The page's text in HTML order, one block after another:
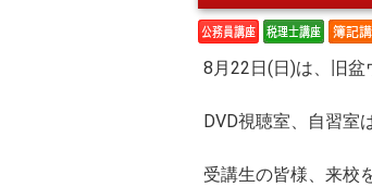
8月22日(日)は、旧盆
DVD視聴室、自習室
受講生の皆様、来校